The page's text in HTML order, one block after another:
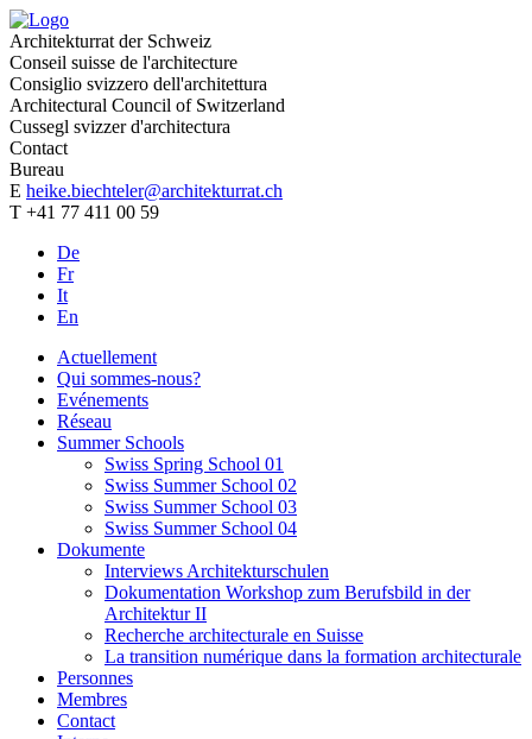
Architekturrat der Schweiz
Conseil suisse de l'architecture
Consiglio svizzero dell'architettura
Architectural Council of Switzerland
Cussegl svizzer d'architectura
Contact
Bureau
E heike.biechteler@architekturrat.ch
T +41 77 411 00 59
De
Fr
It
En
Actuellement
Qui sommes-nous?
Evénements
Réseau
Summer Schools
Swiss Spring School 01
Swiss Summer School 02
Swiss Summer School 03
Swiss Summer School 04
Dokumente
Interviews Architekturschulen
Dokumentation Workshop zum Berufsbild in der
Architektur II
Recherche architecturale en Suisse
La transition numérique dans la formation architecturale
Personnes
Membres
Contact